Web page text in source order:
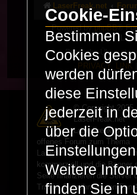
LaserFreak.net
Powered byphpBB®
Deutsche
PRIVACY_LINK
© Copyright 2025
LaserFreak.net
LaserFreak ist
offenes Forum zum Thema
Lasershowtechnik. Wir sind
kommerziell und die Banner
Seite finanzieren die Server
Traffic. Einnahmen von Fan
Cookie-
Bestimmen
Cookies
werden
diese
jederzeit in
über die
Weitere
finden Sie in